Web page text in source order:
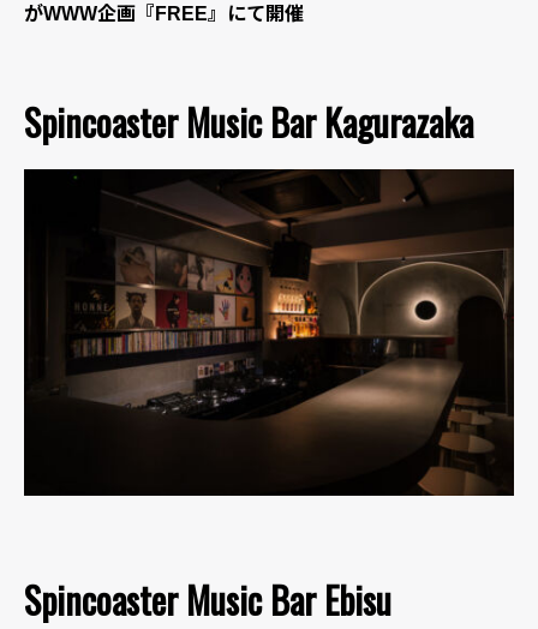
がWWW企画『FREE』にて開催
Spincoaster Music Bar Kagurazaka
Spincoaster Music Bar Ebisu